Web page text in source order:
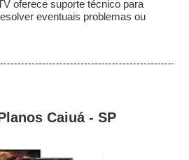
oferece suporte técnico para
eventuais problemas ou
Caiuá - SP